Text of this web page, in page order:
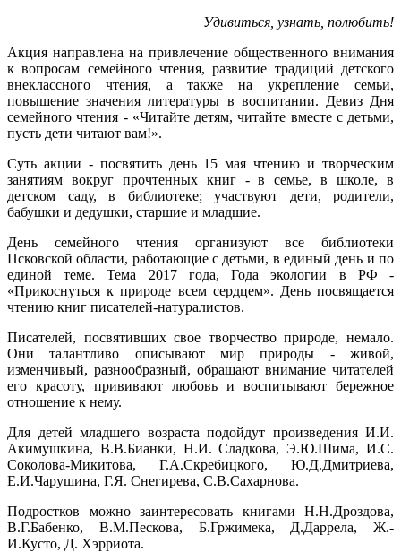
Удивиться, узнать, полюбить!
Акция направлена на привлечение общественного внимания
к вопросам семейного чтения, развитие традиций детского
внеклассного чтения, а также на укрепление семьи,
повышение значения литературы в воспитании. Девиз Дня
семейного чтения - «Читайте детям, читайте вместе с детьми,
пусть дети читают вам!».
Суть акции - посвятить день 15 мая чтению и творческим
занятиям вокруг прочтенных книг - в семье, в школе, в
детском саду, в библиотеке; участвуют дети, родители,
бабушки и дедушки, старшие и младшие.
День семейного чтения организуют все библиотеки
Псковской области, работающие с детьми, в единый день и по
единой теме. Тема 2017 года, Года экологии в РФ -
«Прикоснуться к природе всем сердцем». День посвящается
чтению книг писателей-натуралистов.
Писателей, посвятивших свое творчество природе, немало.
Они талантливо описывают мир природы - живой,
изменчивый, разнообразный, обращают внимание читателей
его красоту, прививают любовь и воспитывают бережное
отношение к нему.
Для детей младшего возраста подойдут произведения И.И.
Акимушкина, В.В.Бианки, Н.И. Сладкова, Э.Ю.Шима, И.С.
Соколова-Микитова, Г.А.Скребицкого, Ю.Д.Дмитриева,
Е.И.Чарушина, Г.Я. Снегирева, С.В.Сахарнова.
Подростков можно заинтересовать книгами Н.Н.Дроздова,
В.Г.Бабенко, В.М.Пескова, Б.Гржимека, Д.Даррела, Ж.-
И.Кусто, Д. Хэрриота.